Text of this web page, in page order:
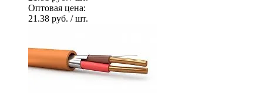
Оптовая цена:
21.38 руб. / шт.